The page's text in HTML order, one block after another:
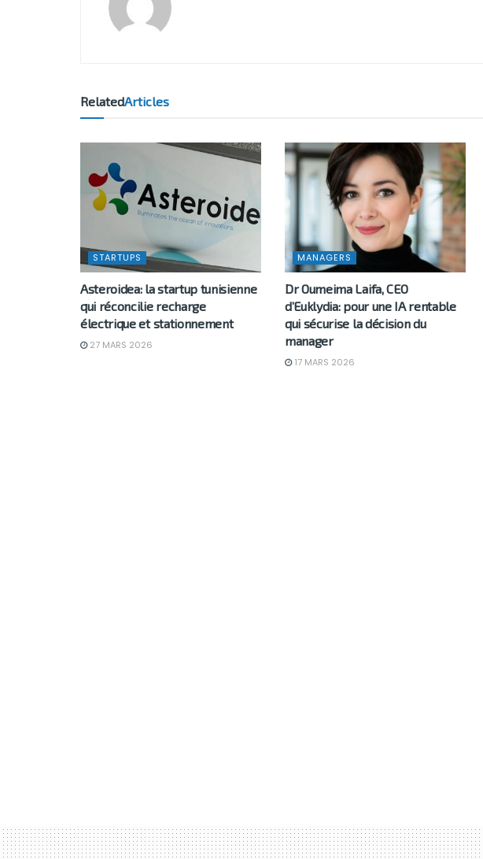
RelatedArticles
STARTUPS
Asteroidea: la startup tunisienne
qui réconcilie recharge
électrique et stationnement
27 MARS 2026
MANAGERS
Dr Oumeima Laifa, CEO
d’Euklydia: pour une IA rentable
qui sécurise la décision du
manager
17 MARS 2026